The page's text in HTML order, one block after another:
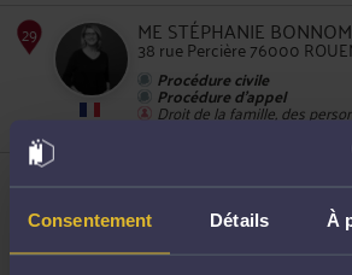
Consentement Détails À
27
28
ME STÉPHANIE
38 rue Percière 76000
Procédure civile
Procédure d'appel
Droit de la famille, des
patrimoine
ME CHRISTINE
3 rue Jacques Fouray 76100
Procédure civile
Droit de la famille, des